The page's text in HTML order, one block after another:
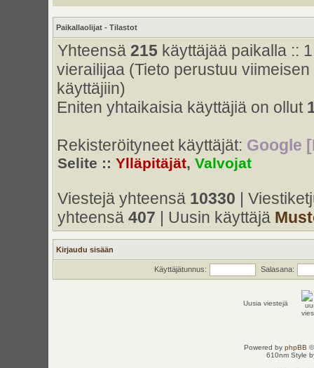
Paikallaolijat - Tilastot
Yhteensä 215 käyttäjää paikalla ::
vierailijaa (Tieto perustuu
käyttäjiin)
Eniten yhtaikaisia käyttäjiä on ollut
Rekisteröityneet käyttäjät: Google
Selite :: Ylläpitäjät, Valvojat
Viestejä yhteensä 10330 |
yhteensä 407 | Uusin käyttäjä
Kirjaudu sisään
Käyttäjätunnus: Salasana:
Uusia viestejä
Powered by phpBB
610nm Style